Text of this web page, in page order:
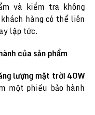
và kiểm tra không
hàng có thể liên
lập tức.
của sản phẩm
lượng mặt trời 40W
một phiếu bảo hành